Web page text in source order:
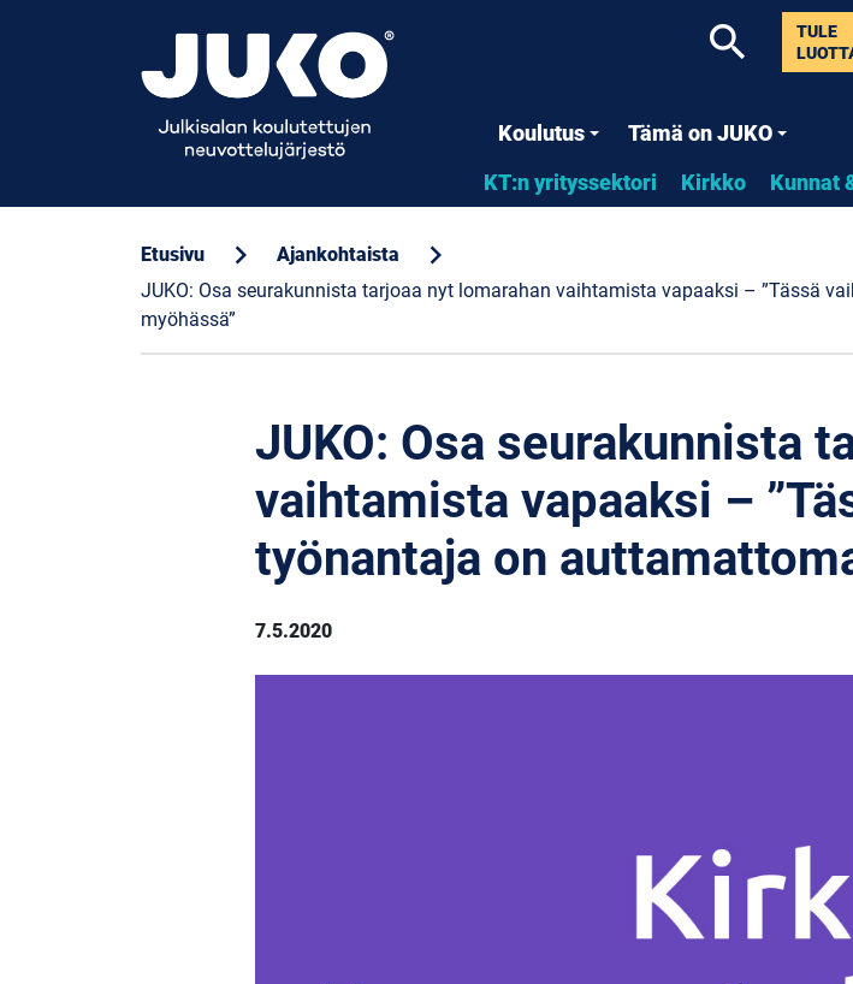
Koulutus
Tämä on JUKO
KT:n yrityssektori
Kirkko Kunnat
TULE
search
Etusivu chevron_right Ajankohtaista chevron_right
JUKO: Osa seurakunnista tarjoaa nyt lomarahan vaihtamista vapaaksi – ”Tässä
myöhässä”
JUKO: Osa seurakunnista
vaihtamista vapaaksi –
työnantaja on
7.5.2020